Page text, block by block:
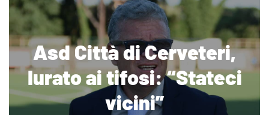
Asd Città di Cerveteri,
Iurato ai tifosi: “Stateci
vicini”